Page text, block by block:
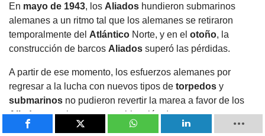
En mayo de 1943, los Aliados hundieron submarinos
alemanes a un ritmo tal que los alemanes se retiraron
temporalmente del Atlántico Norte, y en el otoño, la
construcción de barcos Aliados superó las pérdidas.
A partir de ese momento, los esfuerzos alemanes por
regresar a la lucha con nuevos tipos de torpedos y
submarinos no pudieron revertir la marea a favor de los
Aliados, gracias a una combinación de avances
tecnológicos
, éxitos en la decodificación de códigos, la